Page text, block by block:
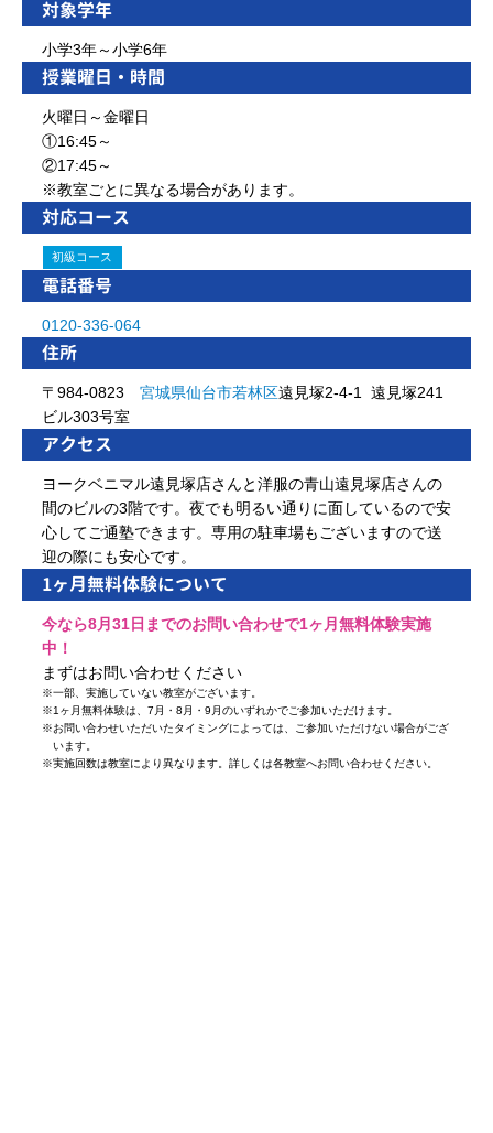
対象学年
小学3年～小学6年
授業曜日・時間
火曜日～金曜日
①16:45～
②17:45～
※教室ごとに異なる場合があります。
対応コース
初級コース
電話番号
0120-336-064
住所
〒984-0823 宮城県仙台市若林区遠見塚2-4-1 遠見塚241
ビル303号室
アクセス
ヨークベニマル遠見塚店さんと洋服の青山遠見塚店さんの
間のビルの3階です。夜でも明るい通りに面しているので安
心してご通塾できます。専用の駐車場もございますので送
迎の際にも安心です。
1ヶ月無料体験について
今なら8月31日までのお問い合わせで1ヶ月無料体験実施
中！
まずはお問い合わせください
※一部、実施していない教室がございます。
※1ヶ月無料体験は、7月・8月・9月のいずれかでご参加いただけます。
※お問い合わせいただいたタイミングによっては、ご参加いただけない場合がござ
います。
※実施回数は教室により異なります。詳しくは各教室へお問い合わせください。